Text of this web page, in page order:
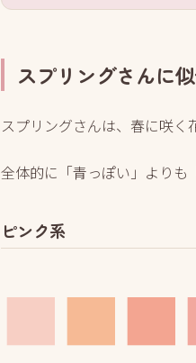
スプリングさんに
スプリングさんは、春に咲く
全体的に「青っぽい」よりも
ピンク系
■■■